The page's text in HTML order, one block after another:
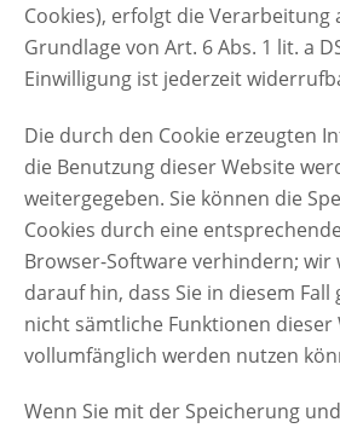
Cookies), erfolgt die Verarbeitung
Grundlage von Art. 6 Abs. 1 lit. a
Einwilligung ist jederzeit
Die durch den Cookie erzeugten
die Benutzung dieser Website
weitergegeben. Sie können die
Cookies durch eine
Browser-Software verhindern; wir
darauf hin, dass Sie in diesem Fall
nicht sämtliche Funktionen dieser
vollumfänglich werden nutzen
Wenn Sie mit der Speicherung